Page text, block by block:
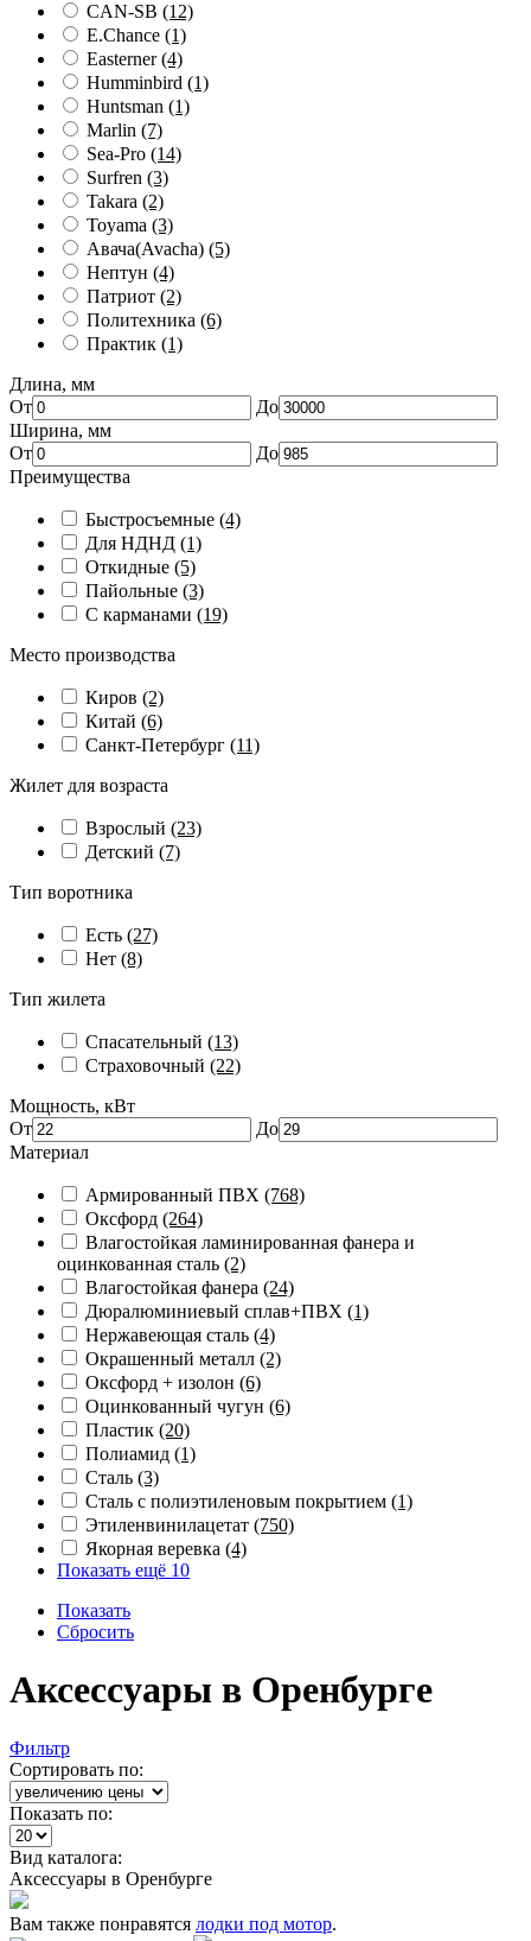
CAN-SB (12)
E.Chance (1)
Easterner(4)
Humminbird (1)
Huntsman (1)
Marlin (7)
Sea-Pro (14)
Surfren (3)
Takara (2)
Toyama (3)
Авача(Avacha) (5)
Нептун (4)
Патриот (2)
Политехника (6)
Практик (1)
Длина, мм
От
До
Ширина, мм
От
До
Преимущества
Быстросъемные (4)
Для НДНД (1)
Откидные (5)
Пайольные (3)
С карманами (19)
Место производства
Киров (2)
Китай (6)
Санкт-Петербург (11)
Жилет для возраста
Взрослый (23)
Детский (7)
Тип воротника
Есть (27)
Нет (8)
Тип жилета
Спасательный (13)
Страховочный (22)
Мощность, кВт
От
До
Материал
Армированный ПВХ (768)
Оксфорд (264)
Влагостойкая ламинированная фанера и
оцинкованная сталь (2)
Влагостойкая фанера (24)
Дюралюминиевый сплав+ПВХ (1)
Нержавеющая сталь (4)
Окрашенный металл (2)
Оксфорд + изолон (6)
Оцинкованный чугун (6)
Пластик (20)
Полиамид (1)
Сталь (3)
Сталь с полиэтиленовым покрытием (1)
Этиленвинилацетат (750)
Якорная веревка (4)
Показать ещё 10
Показать
Сбросить
Аксессуары в Оренбурге
Фильтр
Сортировать по:
Показать по:
Вид каталога:
Аксессуары в Оренбурге
Вам также понравятся лодки под мотор.